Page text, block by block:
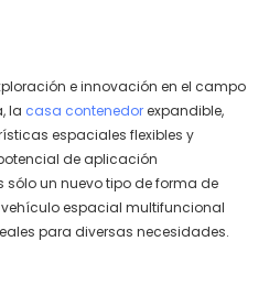
e innovación en el campo
la casa contenedorexpandible,
espaciales flexibles y
de aplicación
sólo un nuevo tipo de forma de
espacial multifuncional
para diversas necesidades.